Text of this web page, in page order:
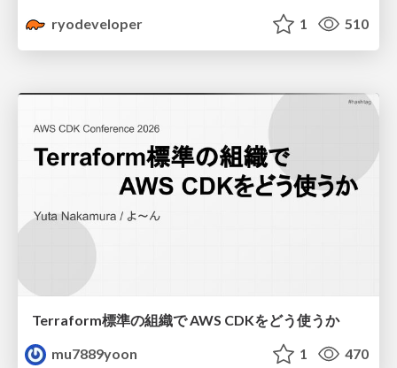
ryodeveloper
1 510
Terraform標準の組織で AWS CDKをどう使うか
mu7889yoon
1 470